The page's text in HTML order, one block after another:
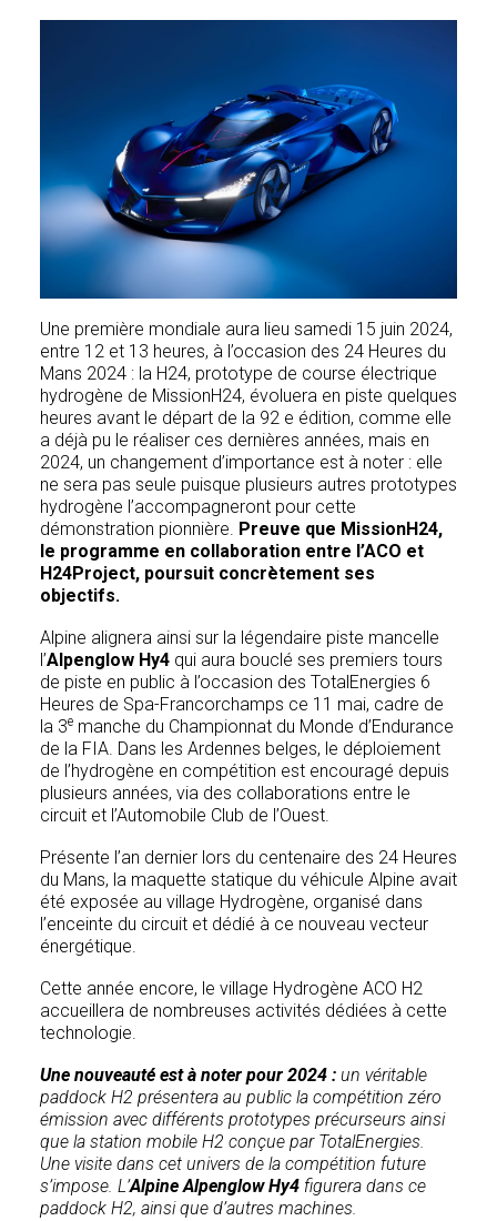
Une première mondiale aura lieu samedi 15 juin 2024,
entre 12 et 13 heures, à l’occasion des 24 Heures du
Mans 2024 : la H24, prototype de course électrique
hydrogène de MissionH24, évoluera en piste quelques
heures avant le départ de la 92 e édition, comme elle
a déjà pu le réaliser ces dernières années, mais en
2024, un changement d’importance est à noter : elle
ne sera pas seule puisque plusieurs autres prototypes
hydrogène l’accompagneront pour cette
démonstration pionnière. Preuve que MissionH24,
le programme en collaboration entre l’ACO et
H24Project, poursuit concrètement ses
objectifs.
Alpine alignera ainsi sur la légendaire piste mancelle
l’Alpenglow Hy4 qui aura bouclé ses premiers tours
de piste en public à l’occasion des TotalEnergies 6
Heures de Spa-Francorchamps ce 11 mai, cadre de
la 3e manche du Championnat du Monde d’Endurance
de la FIA. Dans les Ardennes belges, le déploiement
de l’hydrogène en compétition est encouragé depuis
plusieurs années, via des collaborations entre le
circuit et l’Automobile Club de l’Ouest.
Présente l’an dernier lors du centenaire des 24 Heures
du Mans, la maquette statique du véhicule Alpine avait
été exposée au village Hydrogène, organisé dans
l’enceinte du circuit et dédié à ce nouveau vecteur
énergétique.
Cette année encore, le village Hydrogène ACO H2
accueillera de nombreuses activités dédiées à cette
technologie.
Une nouveauté est à noter pour 2024 : un véritable
paddock H2 présentera au public la compétition zéro
émission avec différents prototypes précurseurs ainsi
que la station mobile H2 conçue par TotalEnergies.
Une visite dans cet univers de la compétition future
s’impose. L’Alpine Alpenglow Hy4 figurera dans ce
paddock H2, ainsi que d’autres machines.